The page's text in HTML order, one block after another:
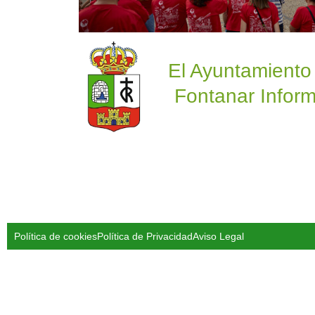
El
Fontanar
Política de cookiesPolítica de PrivacidadAviso Legal